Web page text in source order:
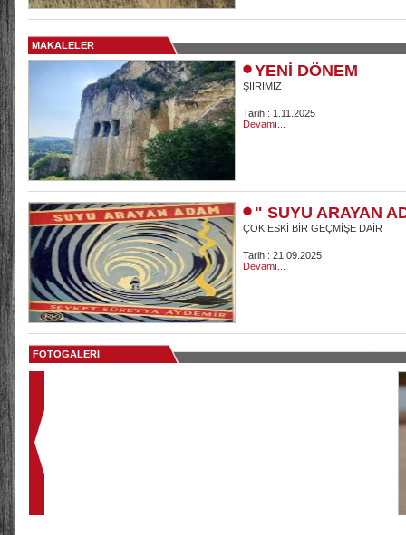
MAKALELER
YENİ DÖNEM
ŞİİRİMİZ
Tarih : 1.11.2025
Devamı...
" SUYU ARAYAN
ÇOK ESKİ BİR GEÇMİŞE DAİR
Tarih : 21.09.2025
Devamı...
FOTOGALERİ